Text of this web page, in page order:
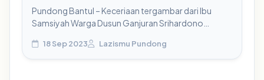
Pundong Bantul – Keceriaan tergambar dari Ibu
Samsiyah Warga Dusun Ganjuran Srihardono
adalah salah satu...
18 Sep 2023 Lazismu Pundong